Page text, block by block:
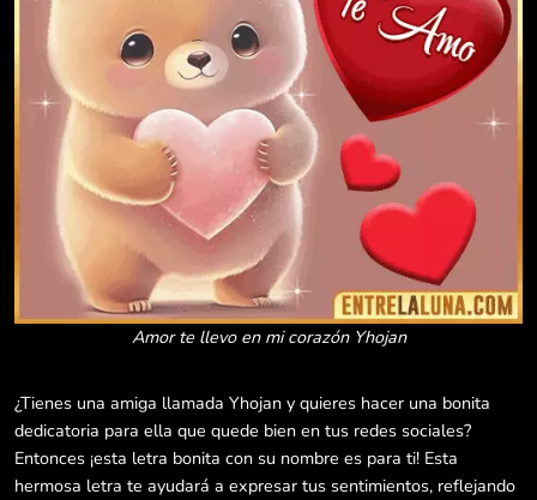
Amor te llevo en mi corazón Yhojan
¿Tienes una amiga llamada Yhojan y quieres hacer una bonita
dedicatoria para ella que quede bien en tus redes sociales?
Entonces ¡esta letra bonita con su nombre es para ti! Esta
hermosa letra te ayudará a expresar tus sentimientos, reflejando